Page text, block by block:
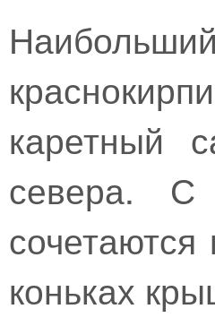
каретный
севера. С
коньках